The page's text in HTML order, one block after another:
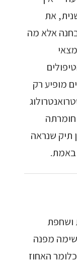
את
אלא מה
מופיע רק
תיק שנראה
באמת.
ושחפת
13(5). כאן הרשימה מפנה
האחוז